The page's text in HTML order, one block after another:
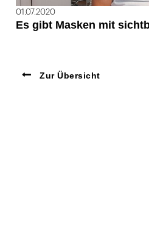
01.07.2020
Es gibt Masken mit
Zur Übersicht